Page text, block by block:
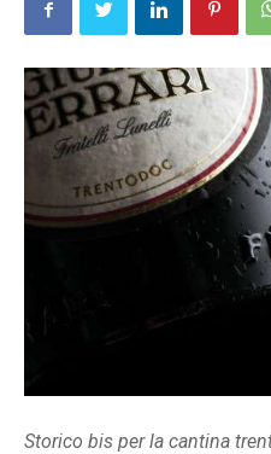
Storico bis per la cantina